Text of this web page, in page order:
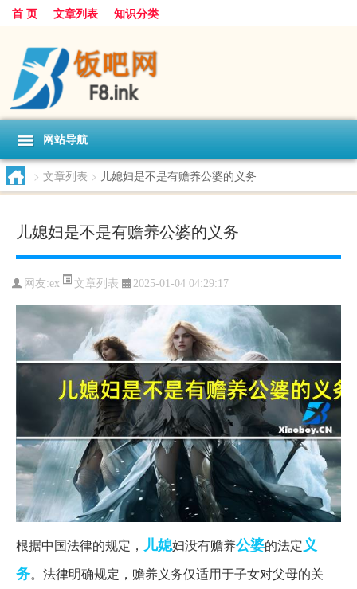
首 页 文章列表 知识分类
网站导航
> 文章列表 > 儿媳妇是不是有赡养公婆的义务
儿媳妇是不是有赡养公婆的义务
网友:ex 文章列表 2025-01-04 04:29:17
根据中国法律的规定， 儿媳妇没有赡养公婆的法定义
务。法律明确规定，赡养义务仅适用于子女对父母的关